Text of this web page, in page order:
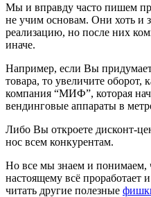
Мы и вправду часто пишем
не учим основам. Они хоть и
реализацию, но после них
иначе.
Например, если Вы
товара, то увеличите оборот,
компания “МИФ”, которая
вендинговые аппараты в
Либо Вы откроете дисконт-
нос всем конкурентам.
Но все мы знаем и понимаем,
настоящему всё проработает
читать другие полезные